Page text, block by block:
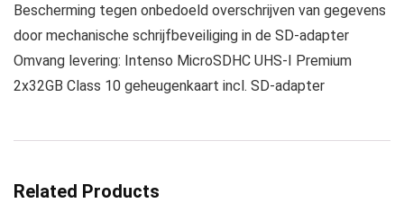
Bescherming tegen onbedoeld overschrijven van gegevens
door mechanische schrijfbeveiliging in de SD-adapter
Omvang levering: Intenso MicroSDHC UHS-I Premium
2x32GB Class 10 geheugenkaart incl. SD-adapter
Related Products